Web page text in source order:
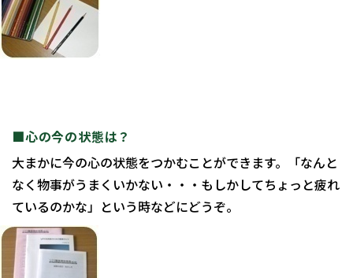
■心の今の状態は？
大まかに今の心の状態をつかむことができます。「なんと
なく物事がうまくいかない・・・もしかしてちょっと疲れ
ているのかな」という時などにどうぞ。